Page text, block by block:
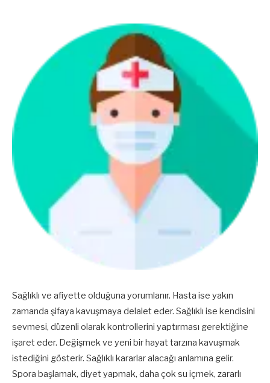
Sağlıklı ve afiyette olduğuna yorumlanır. Hasta ise yakın
zamanda şifaya kavuşmaya delalet eder. Sağlıklı ise kendisini
sevmesi, düzenli olarak kontrollerini yaptırması gerektiğine
işaret eder. Değişmek ve yeni bir hayat tarzına kavuşmak
istediğini gösterir. Sağlıklı kararlar alacağı anlamına gelir.
Spora başlamak, diyet yapmak, daha çok su içmek, zararlı